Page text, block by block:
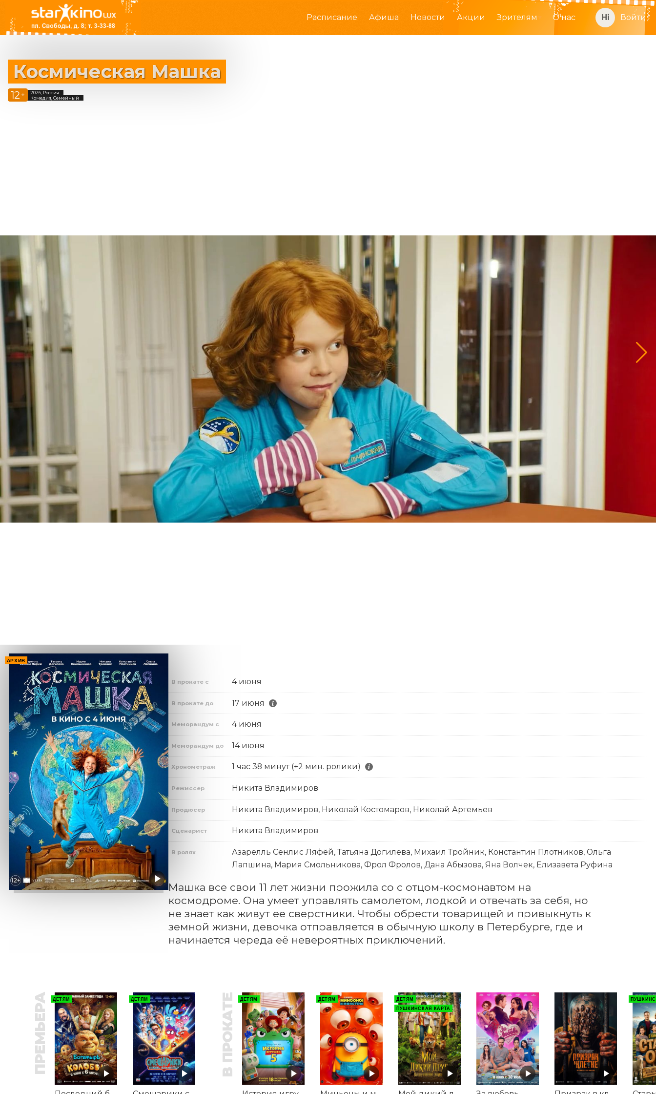
Расписание Афиша Новости Акции Зрителям О нас Войти
Космическая Машка
12 +
2026, Россия
Комедия, Семейный
АРХИВ
В прокате с 4 июня
В прокате до 17 июня
Меморандум с 4 июня
Меморандум до 14 июня
Хронометраж 1 час 38 минут (+2 мин. ролики)
Режиссер Никита Владимиров
Продюсер Никита Владимиров, Николай Костомаров, Николай Артемьев
Сценарист Никита Владимиров
В ролях
Азарелль Сенлис Ляфёй, Татьяна Догилева, Михаил Тройник, Константин Плотников, Ольга
Лапшина, Мария Смольникова, Фрол Фролов, Дана Абызова, Яна Волчек, Елизавета Руфина
Машка все свои 11 лет жизни прожила со с отцом-космонавтом на
космодроме. Она умеет управлять самолетом, лодкой и отвечать за себя, но
не знает как живут ее сверстники. Чтобы обрести товарищей и привыкнуть к
земной жизни, девочка отправляется в обычную школу в Петербурге, где и
начинается череда её невероятных приключений.
ПРЕМЬЕРА ДЕТЯМ ДЕТЯМ В ПРОКАТЕ ДЕТЯМ ДЕТЯМ
ДЕТЯМ
ПУШКИНСКАЯ КАРТА